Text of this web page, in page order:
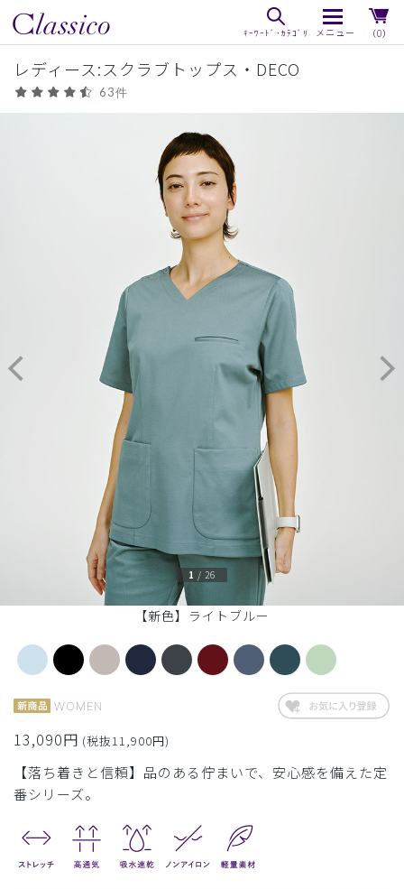
（0）
レディース:スクラブトップス・DECO
63件
【新色】ライトブルー
1 / 26
WOMEN
13,090円 (税抜11,900円)
【落ち着きと信頼】品のある佇まいで、安心感を備えた定
番シリーズ。